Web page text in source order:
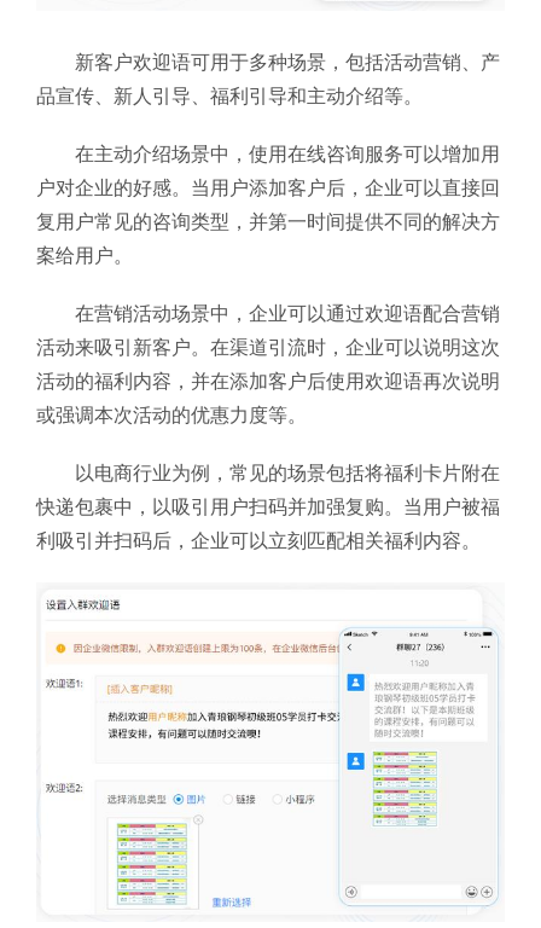
新客户欢迎语可用于多种场景，包括活动营销、产
品宣传、新人引导、福利引导和主动介绍等。
在主动介绍场景中，使用在线咨询服务可以增加用
户对企业的好感。当用户添加客户后，企业可以直接回
复用户常见的咨询类型，并第一时间提供不同的解决方
案给用户。
在营销活动场景中，企业可以通过欢迎语配合营销
活动来吸引新客户。在渠道引流时，企业可以说明这次
活动的福利内容，并在添加客户后使用欢迎语再次说明
或强调本次活动的优惠力度等。
以电商行业为例，常见的场景包括将福利卡片附在
快递包裹中，以吸引用户扫码并加强复购。当用户被福
利吸引并扫码后，企业可以立刻匹配相关福利内容。